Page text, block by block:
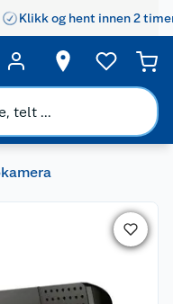
Klikk og hent innen 2